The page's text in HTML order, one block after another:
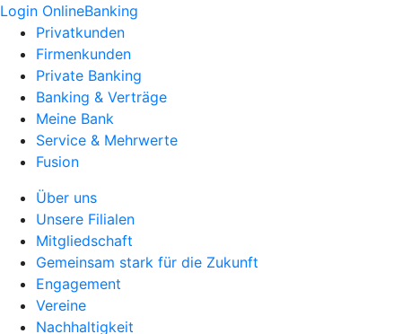
Login OnlineBanking
Privatkunden
Firmenkunden
Private Banking
Banking & Verträge
Meine Bank
Service & Mehrwerte
Fusion
Über uns
Unsere Filialen
Mitgliedschaft
Gemeinsam stark für die Zukunft
Engagement
Vereine
Nachhaltigkeit